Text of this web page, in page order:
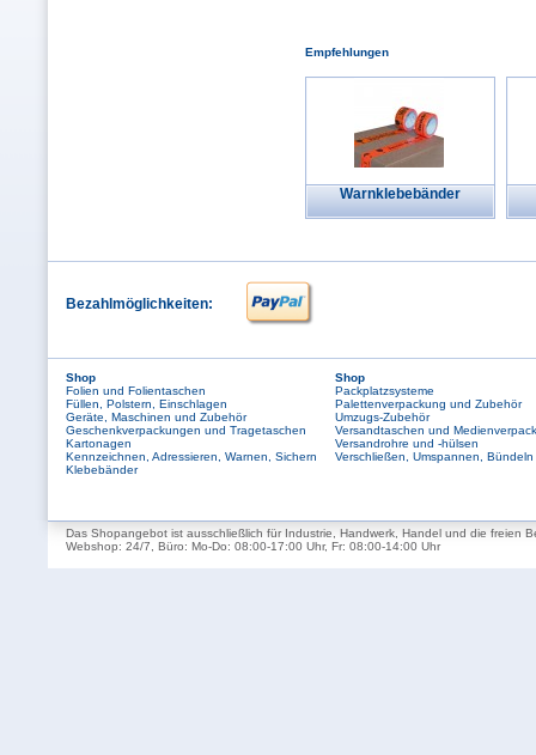
Empfehlungen
Warnklebebänder
Bezahlmöglichkeiten:
Shop
Folien und Folientaschen
Füllen, Polstern, Einschlagen
Geräte, Maschinen und Zubehör
Geschenkverpackungen und Tragetaschen
Kartonagen
Kennzeichnen, Adressieren, Warnen, Sichern
Klebebänder
Shop
Packplatzsysteme
Palettenverpackung und Zubehör
Umzugs-Zubehör
Versandtaschen und
Versandrohre und -hülsen
Verschließen, Umspannen, Bündeln
Das Shopangebot ist ausschließlich für Industrie, Handwerk, Handel und die freien
Webshop: 24/7, Büro: Mo-Do: 08:00-17:00 Uhr, Fr: 08:00-14:00 Uhr